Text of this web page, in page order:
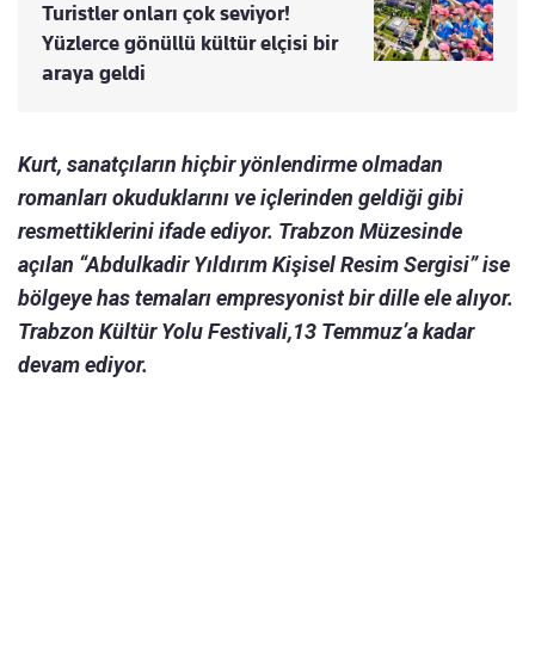
Turistler onları çok seviyor!
Yüzlerce gönüllü kültür elçisi bir
araya geldi
Kurt, sanatçıların hiçbir yönlendirme olmadan
romanları okuduklarını ve içlerinden geldiği gibi
resmettiklerini ifade ediyor. Trabzon Müzesinde
açılan “Abdulkadir Yıldırım Kişisel Resim Sergisi” ise
bölgeye has temaları empresyonist bir dille ele alıyor.
Trabzon Kültür Yolu Festivali,13 Temmuz’a kadar
devam ediyor.